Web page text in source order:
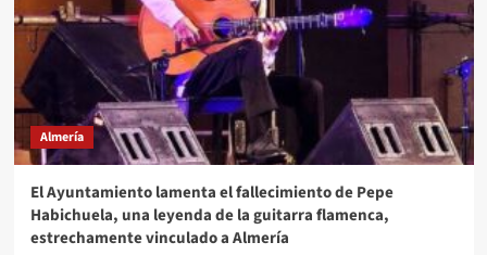
Almería
El Ayuntamiento lamenta el fallecimiento de Pepe
Habichuela, una leyenda de la guitarra flamenca,
estrechamente vinculado a Almería